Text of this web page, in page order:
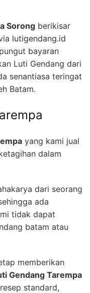
Sorong berikisar
lutigendang.id
bayaran
Luti Gendang dari
senantiasa teringat
Batam.
yang kami jual
dalam
dari seorang
ada
tidak dapat
batam atau
memberikan
Gendang Tarempa
standard,